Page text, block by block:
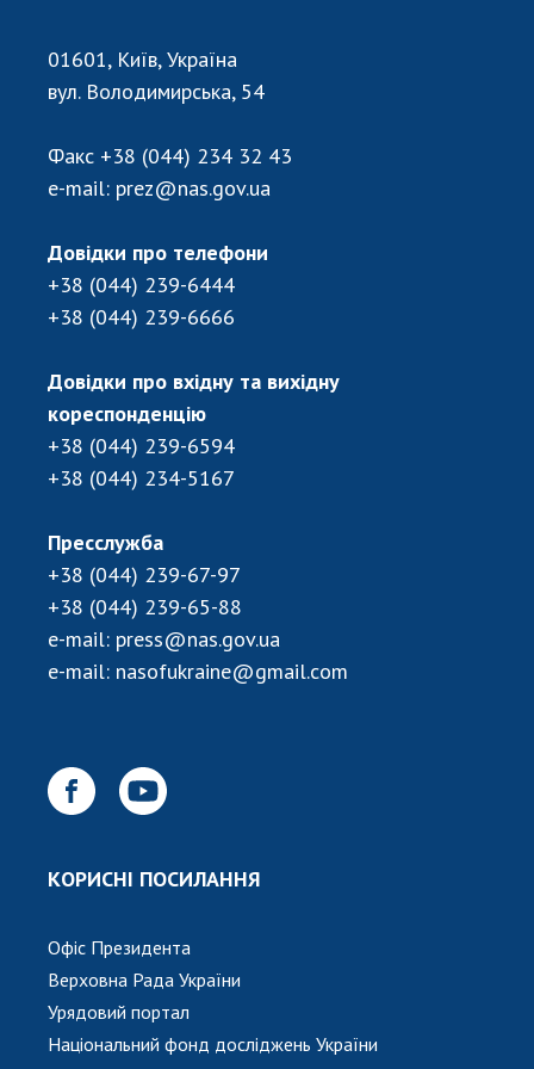
Робота з молоддю
МІЖНАРОДНЕ СПІВРОБІТНИЦТВО
Міжнародні угоди
Міжнародні програми та конкурси
ДОКУМЕНТИ
Нормативні акти НАН України
Державний бюджет НАН України
Вибори до складу НАН України
Бланки документів
НОВИНИ
ЗАСІДАННЯ ПРЕЗИДІЇ НАН УКРАЇНИ
НАУКОВІ ВИДАННЯ
МЕДІА ПРО НАС
КОНТАКТИ
КАБІНЕТ
01601, Київ, Україна
вул. Володимирська, 54
Факс +38 (044) 234 32 43
e-mail: prez@nas.gov.ua
Довідки про телефони
+38 (044) 239-6444
+38 (044) 239-6666
Довідки про вхідну та вихідну
кореспонденцію
+38 (044) 239-6594
+38 (044) 234-5167
Пресслужба
+38 (044) 239-67-97
+38 (044) 239-65-88
e-mail: press@nas.gov.ua
e-mail: nasofukraine@gmail.com
КОРИСНІ ПОСИЛАННЯ
Офіс Президента
Верховна Рада України
Урядовий портал
Національний фонд досліджень України